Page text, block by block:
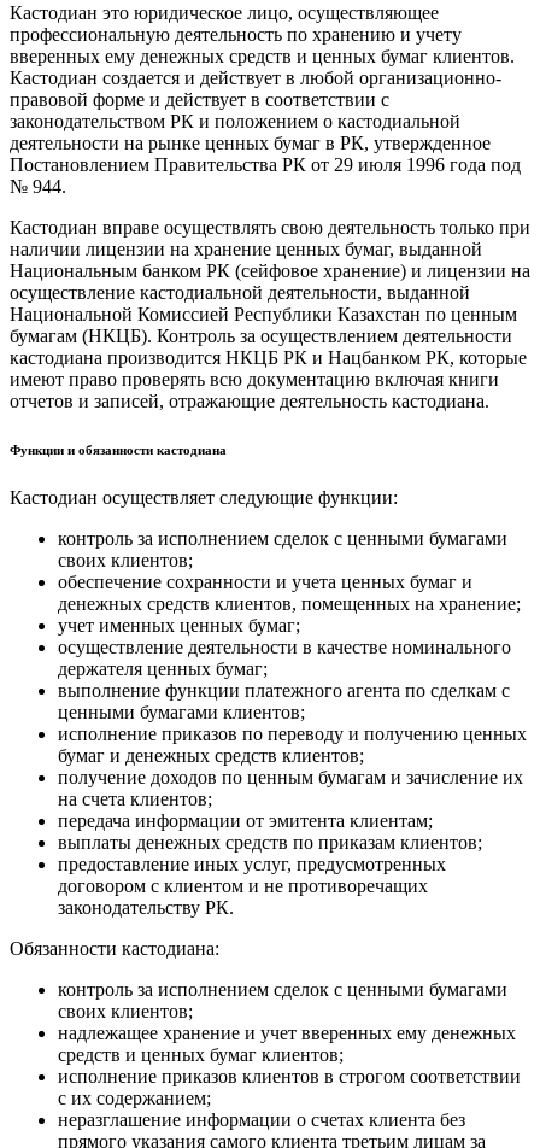
Кастодиан это юридическое лицо, осуществляющее
профессиональную деятельность по хранению и учету
вверенных ему денежных средств и ценных бумаг клиентов.
Кастодиан создается и действует в любой организационно-
правовой форме и действует в соответствии с
законодательством РК и положением о кастодиальной
деятельности на рынке ценных бумаг в РК, утвержденное
Постановлением Правительства РК от 29 июля 1996 года под
№ 944.
Кастодиан вправе осуществлять свою деятельность только при
наличии лицензии на хранение ценных бумаг, выданной
Национальным банком РК (сейфовое хранение) и лицензии на
осуществление кастодиальной деятельности, выданной
Национальной Комиссией Республики Казахстан по ценным
бумагам (НКЦБ). Контроль за осуществлением деятельности
кастодиана производится НКЦБ РК и Нацбанком РК, которые
имеют право проверять всю документацию включая книги
отчетов и записей, отражающие деятельность кастодиана.
Функции и обязанности кастодиана
Кастодиан осуществляет следующие функции:
контроль за исполнением сделок с ценными бумагами
своих клиентов;
обеспечение сохранности и учета ценных бумаг и
денежных средств клиентов, помещенных на хранение;
учет именных ценных бумаг;
осуществление деятельности в качестве номинального
держателя ценных бумаг;
выполнение функции платежного агента по сделкам с
ценными бумагами клиентов;
исполнение приказов по переводу и получению ценных
бумаг и денежных средств клиентов;
получение доходов по ценным бумагам и зачисление их
на счета клиентов;
передача информации от эмитента клиентам;
выплаты денежных средств по приказам клиентов;
предоставление иных услуг, предусмотренных
договором с клиентом и не противоречащих
законодательству РК.
Обязанности кастодиана:
контроль за исполнением сделок с ценными бумагами
своих клиентов;
надлежащее хранение и учет вверенных ему денежных
средств и ценных бумаг клиентов;
исполнение приказов клиентов в строгом соответствии
с их содержанием;
неразглашение информации о счетах клиента без
прямого указания самого клиента третьим лицам за